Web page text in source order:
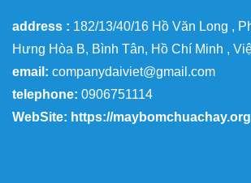
address : 182/13/40/16 Hồ Văn Long ,
Hưng Hòa B, Bình Tân, Hồ Chí Minh ,
email: companydaiviet@gmail.com
telephone: 0906751114
WebSite: https://maybomchuachay.org